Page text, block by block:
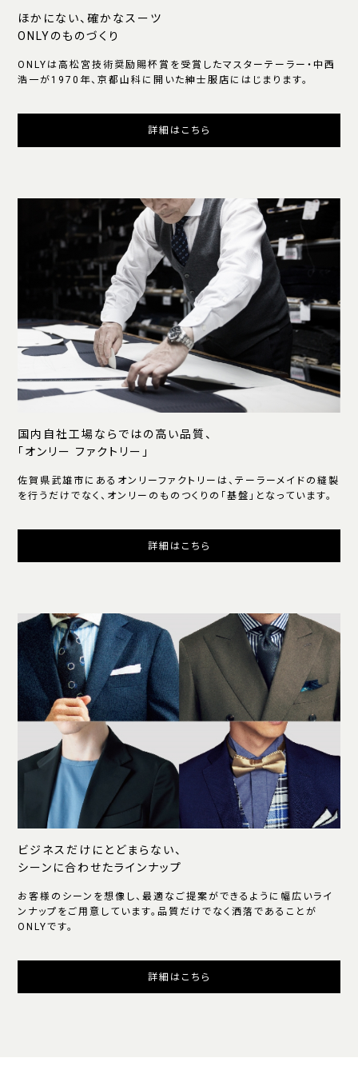
ほかにない、確かなスーツ
ONLYのものづくり
ONLYは高松宮技術奨励賜杯賞を受賞したマスターテーラー・中西
浩一が1970年、京都山科に開いた紳士服店にはじまります。
詳細はこちら
国内自社工場ならではの高い品質、
「オンリー ファクトリー」
佐賀県武雄市にあるオンリーファクトリーは、テーラーメイドの縫製
を行うだけでなく、オンリーのものつくりの「基盤」となっています。
詳細はこちら
ビジネスだけにとどまらない、
シーンに合わせたラインナップ
お客様のシーンを想像し、最適なご提案ができるように幅広いライ
ンナップをご用意しています。品質だけでなく洒落であることが
ONLYです。
詳細はこちら